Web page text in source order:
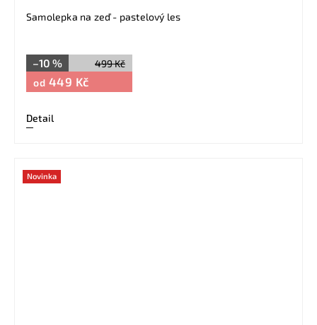
Samolepka na zeď - pastelový les
499 Kč
–10 %
od 449 Kč
Detail
Novinka